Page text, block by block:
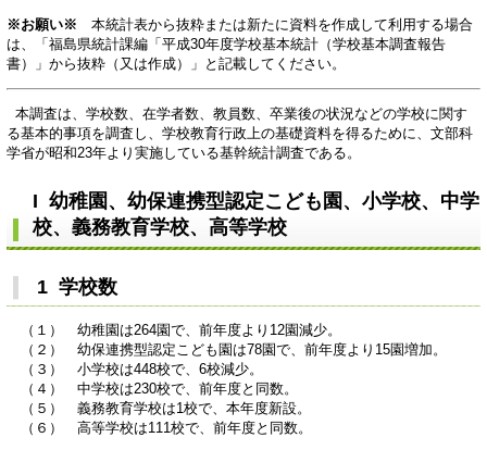
※お願い※ 本統計表から抜粋または新たに資料を作成して利用する場合
は、「福島県統計課編「平成30年度学校基本統計（学校基本調査報告
書）」から抜粋（又は作成）」と記載してください。
本調査は、学校数、在学者数、教員数、卒業後の状況などの学校に関す
る基本的事項を調査し、学校教育行政上の基礎資料を得るために、文部科
学省が昭和23年より実施している基幹統計調査である。
I 幼稚園、幼保連携型認定こども園、小学校、中学
校、義務教育学校、高等学校
1 学校数
（１） 幼稚園は264園で、前年度より12園減少。
（２） 幼保連携型認定こども園は78園で、前年度より15園増加。
（３） 小学校は448校で、6校減少。
（４） 中学校は230校で、前年度と同数。
（５） 義務教育学校は1校で、本年度新設。
（６） 高等学校は111校で、前年度と同数。